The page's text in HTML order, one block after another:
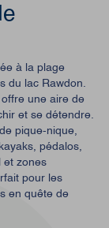
à la plage
du lac Rawdon.
une aire de
et se détendre.
pique-nique,
pédalos,
et zones
pour les
en quête de